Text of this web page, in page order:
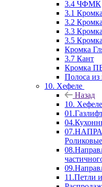
3.4 ЧФМК
3.1
3.2
3.3
3.5
Кромка
3.7 Кант
Кромка
Полоса
10. Хефеле
Назад
10. Хефеле
11.Петли